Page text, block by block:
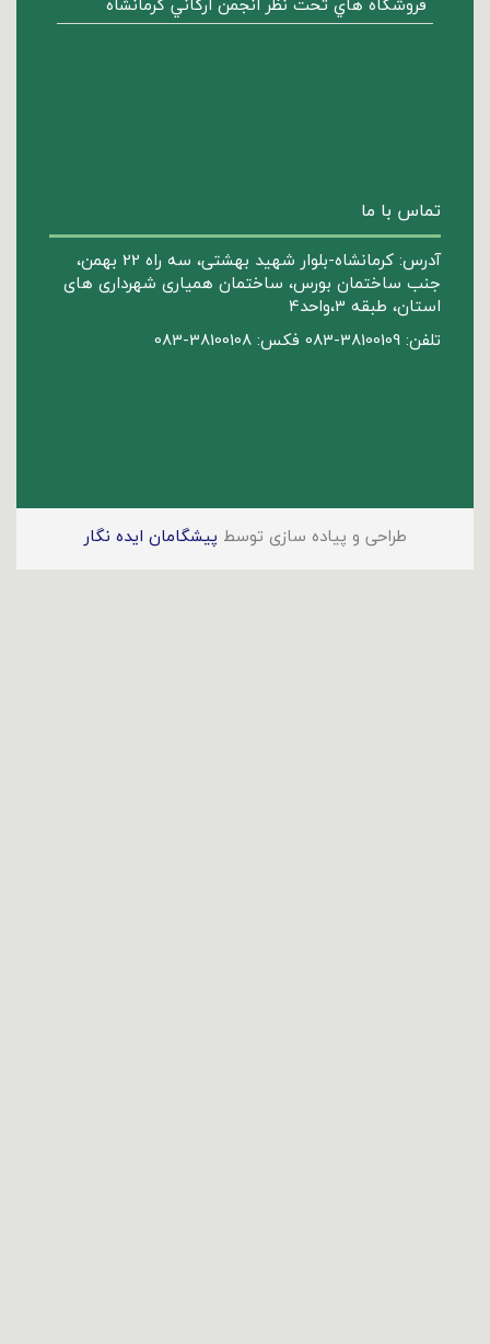
تماس با ما
آدرس: کرمانشاه-بلوار شهید بهشتی، سه راه 22 بهمن،
جنب ساختمان بورس، ساختمان همیاری شهرداری های
استان، طبقه 3،واحد4
تلفن: 38100109-083 فکس: 38100108-083
طراحی و پیاده سازی توسط پیشگامان ایده نگار